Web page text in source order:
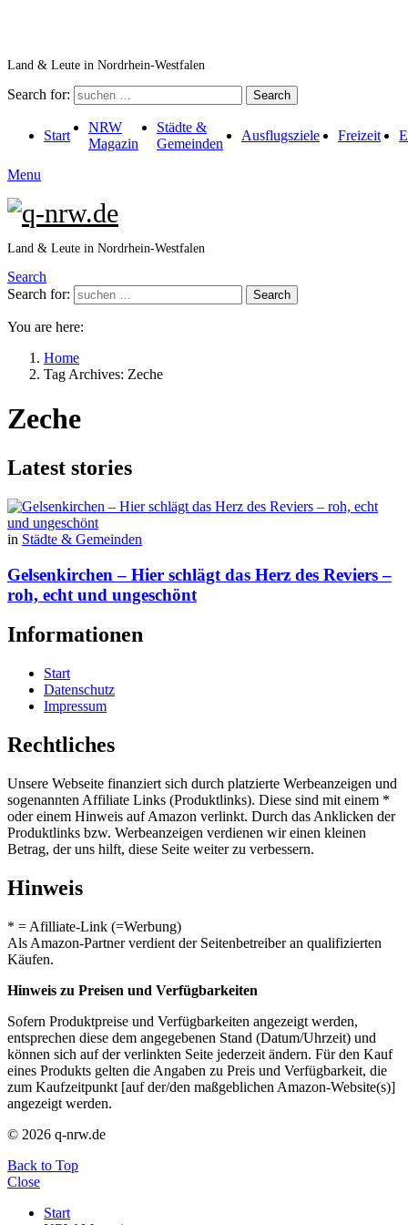
Land & Leute in Nordrhein-Westfalen
Search for: Search
Start
NRW
Magazin
Städte &
Gemeinden
Ausflugsziele Freizeit
Menu
Land & Leute in Nordrhein-Westfalen
Search
Search for:
Search
You are here:
Home
Tag Archives: Zeche
Zeche
Latest stories
in Städte & Gemeinden
Gelsenkirchen – Hier schlägt das Herz des Reviers –
roh, echt und ungeschönt
Informationen
Start
Datenschutz
Impressum
Rechtliches
Unsere Webseite finanziert sich durch platzierte Werbeanzeigen und
sogenannten Affiliate Links (Produktlinks). Diese sind mit einem *
oder einem Hinweis auf Amazon verlinkt. Durch das Anklicken der
Produktlinks bzw. Werbeanzeigen verdienen wir einen kleinen
Betrag, der uns hilft, diese Seite weiter zu verbessern.
Hinweis
* = Afilliate-Link (=Werbung)
Als Amazon-Partner verdient der Seitenbetreiber an qualifizierten
Käufen.
Hinweis zu Preisen und Verfügbarkeiten
Sofern Produktpreise und Verfügbarkeiten angezeigt werden,
entsprechen diese dem angegebenen Stand (Datum/Uhrzeit) und
können sich auf der verlinkten Seite jederzeit ändern. Für den Kauf
eines Produkts gelten die Angaben zu Preis und Verfügbarkeit, die
zum Kaufzeitpunkt [auf der/den maßgeblichen Amazon-Website(s)]
angezeigt werden.
© 2026 q-nrw.de
Back to Top
Close
Start